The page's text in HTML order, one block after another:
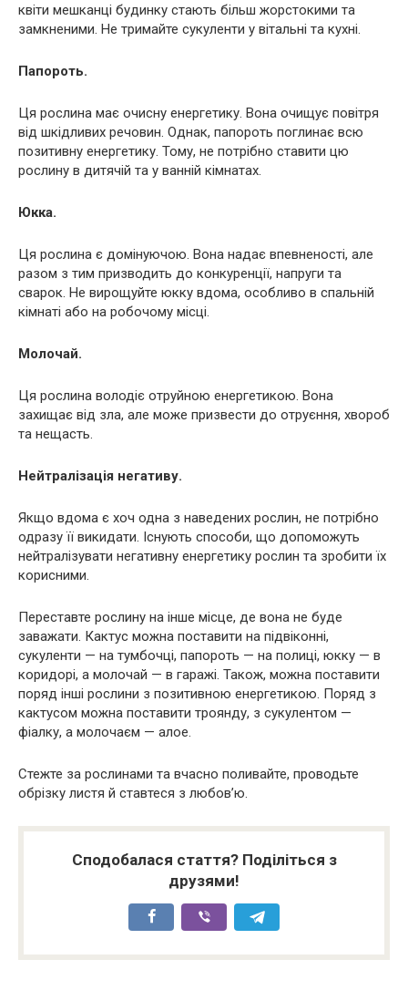
квіти мешканці будинку стають більш жорстокими та
замкненими. Не тримайте сукуленти у вітальні та кухні.
Папороть.
Ця рослина має очисну енергетику. Вона очищує повітря
від шкідливих речовин. Однак, папороть поглинає всю
позитивну енергетику. Тому, не потрібно ставити цю
рослину в дитячій та у ванній кімнатах.
Юкка.
Ця рослина є домінуючою. Вона надає впевненості, але
разом з тим призводить до конкуренції, напруги та
сварок. Не вирощуйте юкку вдома, особливо в спальній
кімнаті або на робочому місці.
Молочай.
Ця рослина володіє отруйною енергетикою. Вона
захищає від зла, але може призвести до отруєння, хвороб
та нещасть.
Нейтралізація негативу.
Якщо вдома є хоч одна з наведених рослин, не потрібно
одразу її викидати. Існують способи, що допоможуть
нейтралізувати негативну енергетику рослин та зробити їх
корисними.
Переставте рослину на інше місце, де вона не буде
заважати. Кактус можна поставити на підвіконні,
сукуленти — на тумбочці, папороть — на полиці, юкку — в
коридорі, а молочай — в гаражі. Також, можна поставити
поряд інші рослини з позитивною енергетикою. Поряд з
кактусом можна поставити троянду, з сукулентом —
фіалку, а молочаєм — алое.
Стежте за рослинами та вчасно поливайте, проводьте
обрізку листя й ставтеся з любов’ю.
Сподобалася стаття? Поділіться з
друзями!